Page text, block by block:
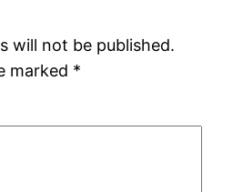
will not be published.
marked *